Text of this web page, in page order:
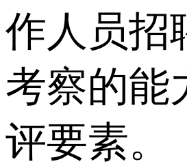
作人员招
考察的能
评要素。